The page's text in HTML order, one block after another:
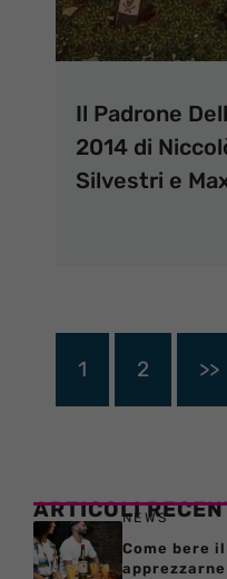
Il Padrone
2014 di
Silvestri e
1 2 >>
ARTICOLINEWS
Come bere